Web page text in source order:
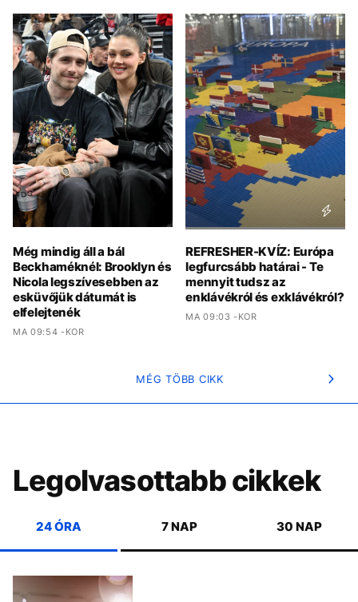
Még mindig áll a bál
Beckhaméknél: Brooklyn és
Nicola legszívesebben az
esküvőjük dátumát is
elfelejtenék
MA 09:54 -KOR
REFRESHER-KVÍZ: Európa
legfurcsább határai - Te
mennyit tudsz az
enklávékról és exklávékról?
MA 09:03 -KOR
MÉG TÖBB CIKK
Legolvasottabb cikkek
24 ÓRA 7 NAP 30 NAP